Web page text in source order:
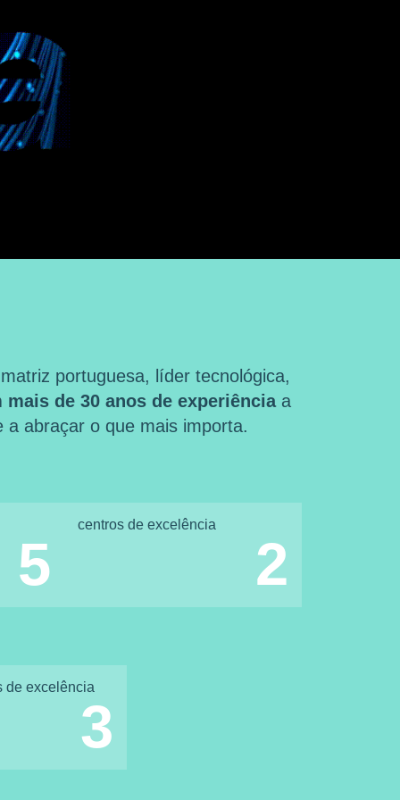
portuguesa, líder tecnológica,
mais de 30 anos de experiênciaa
a abraçar o que mais importa.
5
centros de excelência
2
de excelência
3